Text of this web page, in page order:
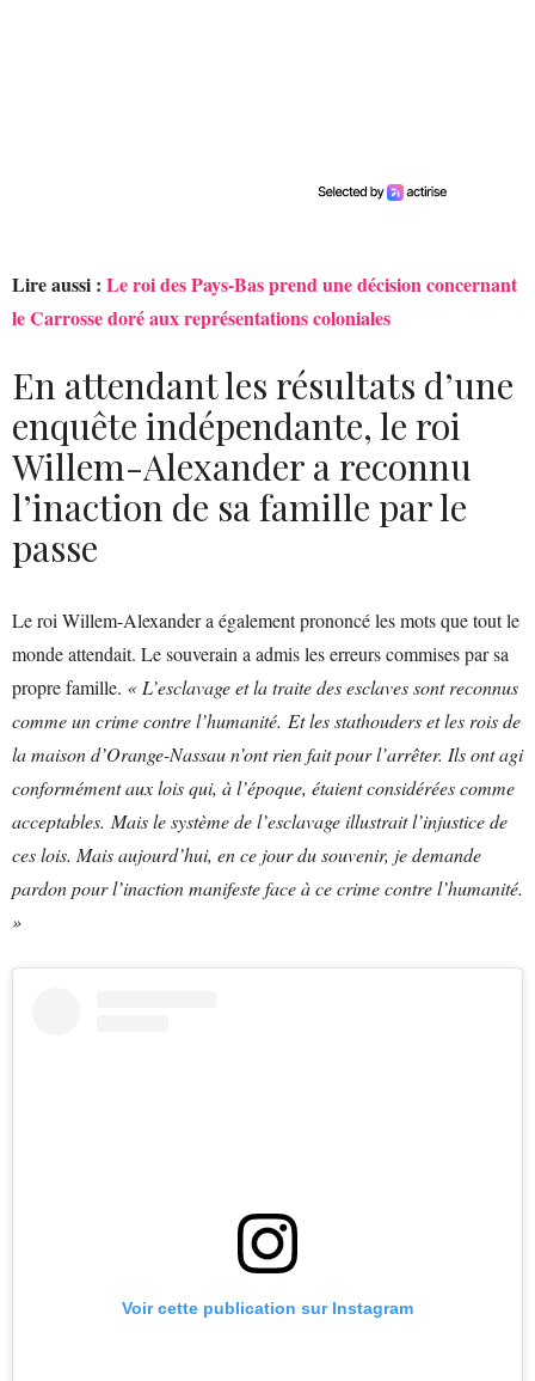
Lire aussi : Le roi des Pays-Bas prend une décision concernant
le Carrosse doré aux représentations coloniales
En attendant les résultats d’une
enquête indépendante, le roi
Willem-Alexander a reconnu
l’inaction de sa famille par le
passe
Le roi Willem-Alexander a également prononcé les mots que tout le
monde attendait. Le souverain a admis les erreurs commises par sa
propre famille. « L’esclavage et la traite des esclaves sont reconnus
comme un crime contre l’humanité. Et les stathouders et les rois de
la maison d’Orange-Nassau n’ont rien fait pour l’arrêter. Ils ont agi
conformément aux lois qui, à l’époque, étaient considérées comme
acceptables. Mais le système de l’esclavage illustrait l’injustice de
ces lois. Mais aujourd’hui, en ce jour du souvenir, je demande
pardon pour l’inaction manifeste face à ce crime contre l’humanité.
»
Voir cette publication sur Instagram